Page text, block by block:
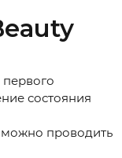
первого
состояния
проводить